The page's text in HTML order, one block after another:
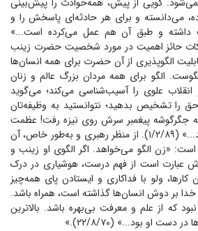
می‌دانسته و برای هر حادثه‌ای پاسخش را و
داشته و طبق آن هم عمل می‌کرده است...»
از نکات حائز اهمیت در مورد شخصیت حضرت زینب
الگوپذیری از آن حضرت برای همه انسان‌ها
الگو برای همه مردان بزرگ عالم و زنان
انقلاب علوی را آسیب‌شناسی می‌کند؛ می‌گوید
حق را تشخیص بدهید؛ نتوانستید به وظیفه‌تان
جگرگوشه پیغمبر سرش روی نیزه رفت! عظمت
زینب را اینجا می‌شود فهمید...» (۱/۲/۸۹). از منظر رهبری و به‌طور خاص، آن
«زن الگو می‌خواهد. اگر الگوی او زینب و
عبارت است از فهم درست، هوشیاری در درک
ولو با فداکاری و ایستادن پای همه‌چیز
خدا بر دوش انسان‌ها گذاشته است، همراه باشد.
که از علم و معرفت بی‌بهره باشد. بالاترین
او بود...» (۲۲/۸/۷۰).»